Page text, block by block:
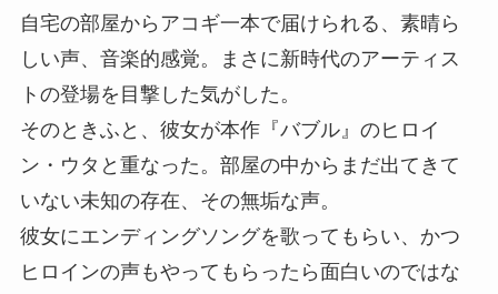
自宅の部屋からアコギ一本で届けられる、素晴ら
しい声、音楽的感覚。まさに新時代のアーティス
トの登場を目撃した気がした。
そのときふと、彼女が本作『バブル』のヒロイ
ン・ウタと重なった。部屋の中からまだ出てきて
いない未知の存在、その無垢な声。
彼女にエンディングソングを歌ってもらい、かつ
ヒロインの声もやってもらったら面白いのではな